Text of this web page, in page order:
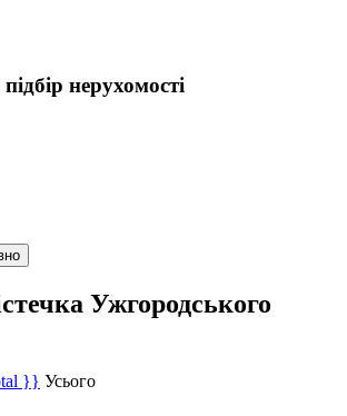
нерухомості
Ужгородського
}} Усього